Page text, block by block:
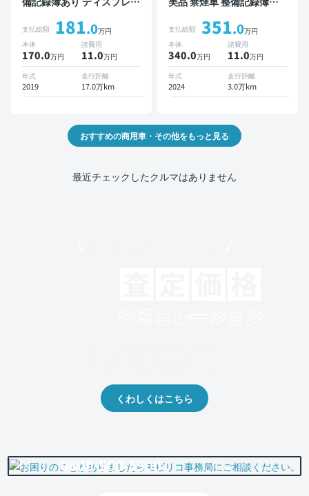
り TV ワイヤレスキー ETC
バックモニター ドライブレ
コーダー
支払総額 181.0万円
本体
170.0万円
諸費用
11.0万円
年式
2019
走行距離
17.0万km
支払総額 351.0万円
本体
340.0万円
諸費用
11.0万円
年式
2024
走行距離
3.0万km
おすすめの商用車・その他をもっと見る
最近チェックしたクルマはありません
くわしくはこちら
0800-500-5500